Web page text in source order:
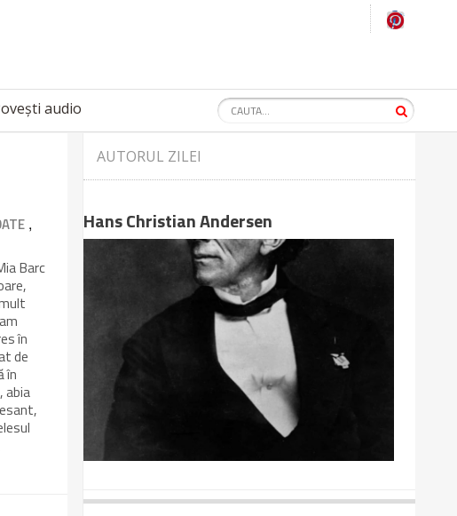
audio
,
Barc
în
de
în
abia
AUTORUL ZILEI
Hans Christian Andersen